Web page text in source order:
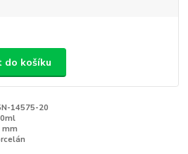
do košíku
14575-20
mm